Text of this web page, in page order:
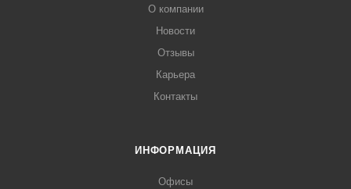
О компании
Новости
Отзывы
Карьера
Контакты
ИНФОРМАЦИЯ
Офисы